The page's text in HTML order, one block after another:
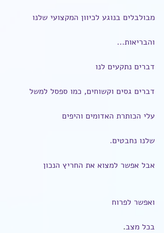
מבולבלים בנוגע לכיוון המקצועי שלנו
והבריאות...
דברים נתקעים לנו
דברים גסים וקשוחים, כמו ספסל למשל
עלי הכותרת האדומים והיפים
שלנו נחבטים.
אבל אפשר למצוא את החריץ הנכון
ואפשר לפרוח
בכל מצב.